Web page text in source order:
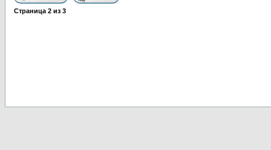
Страница 2 из 3